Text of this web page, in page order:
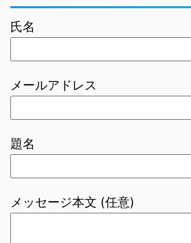
氏名
メールアドレス
題名
メッセージ本文 (任意)